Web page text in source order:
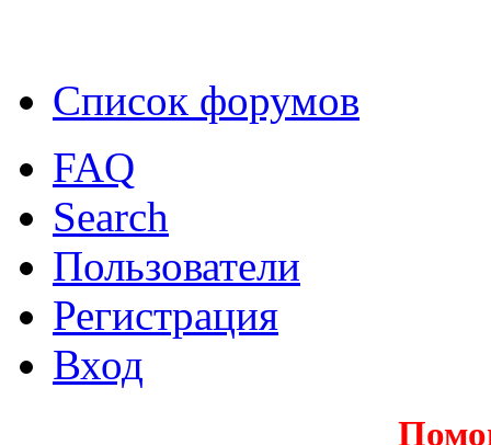
Список форумов
FAQ
Search
Пользователи
Регистрация
Вход